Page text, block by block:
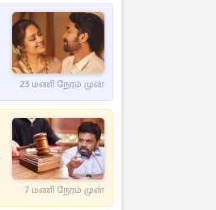
23 மணி நேரம் முன்
7 மணி நேரம் முன்